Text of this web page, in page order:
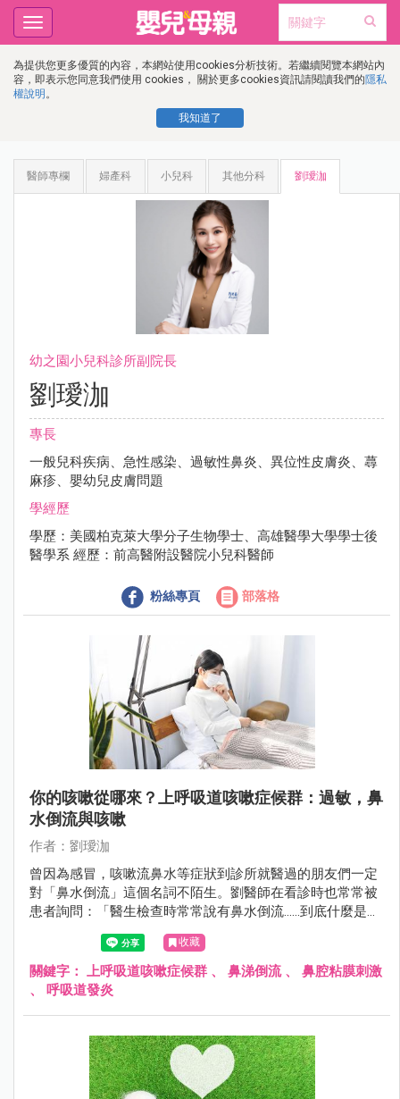
為提供您更多優質的內容，本網站使用cookies分析技術。若繼續閱覽本網站內
容，即表示您同意我們使用 cookies， 關於更多cookies資訊請閱讀我們的隱私
權說明 。
我知道了
Toggle
navigation
醫師專欄 婦產科 小兒科 其他分科 劉璦泇
幼之園小兒科診所副院長
劉璦泇
專長
一般兒科疾病、急性感染、過敏性鼻炎、異位性皮膚炎、蕁
麻疹、嬰幼兒皮膚問題
學經歷
學歷：美國柏克萊大學分子生物學士、高雄醫學大學學士後
醫學系 經歷：前高醫附設醫院小兒科醫師
粉絲專頁 部落格
你的咳嗽從哪來？上呼吸道咳嗽症候群：過敏，鼻
水倒流與咳嗽
作者：劉璦泇
曾因為感冒，咳嗽流鼻水等症狀到診所就醫過的朋友們一定
對「鼻水倒流」這個名詞不陌生。劉醫師在看診時也常常被
患者詢問：「醫生檢查時常常說有鼻水倒流......到底什麼是鼻
水倒流呢？是一個病嗎？而且有時候其實沒感覺有流鼻水
呀！倒是常常覺得喉嚨有痰，想咳嗽......」，其實鼻水倒流顧
名思義就是指鼻腔與鼻竇的分泌物往後滲，倒流至咽喉的一
個正常生理現象。
收藏
關鍵字： 上呼吸道咳嗽症候群 、 鼻涕倒流、 鼻腔粘膜刺激
、 呼吸道發炎